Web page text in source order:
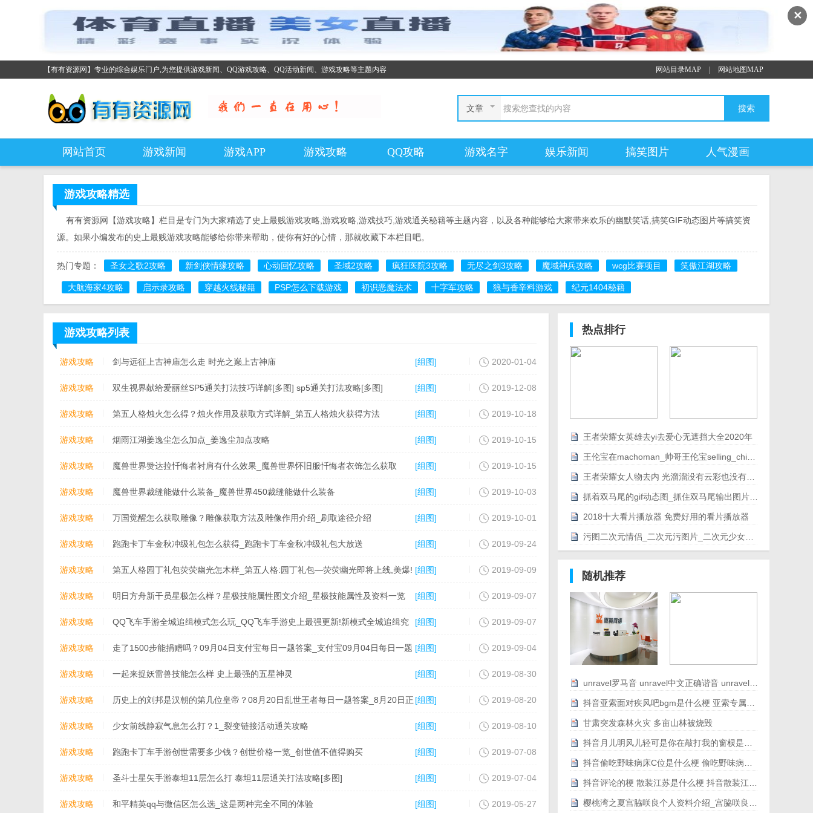
✕
【有有资源网】专业的综合娱乐门户,为您提供游戏新闻、QQ游戏攻略、QQ活动新闻、游戏攻略等主题内容 网站目录MAP 网站地图MAP
文章
网站首页 游戏新闻 游戏APP 游戏攻略 QQ攻略 游戏名字 娱乐新闻 搞笑图片 人气漫画
游戏攻略精选
有有资源网【游戏攻略】栏目是专门为大家精选了史上最贱游戏攻略,游戏攻略,游戏技巧,游戏通关秘籍等主题内容，以及各种能够给大家带来欢乐的幽默笑话,搞笑GIF动态图片等搞笑资
源。如果小编发布的史上最贱游戏攻略能够给你带来帮助，使你有好的心情，那就收藏下本栏目吧。
热门专题： 圣女之歌2攻略 新剑侠情缘攻略 心动回忆攻略 圣域2攻略 疯狂医院3攻略 无尽之剑3攻略 魔域神兵攻略 wcg比赛项目 笑傲江湖攻略
大航海家4攻略 启示录攻略 穿越火线秘籍 PSP怎么下载游戏 初识恶魔法术 十字军攻略 狼与香辛料游戏 纪元1404秘籍
游戏攻略列表
游戏攻略 [组图]
剑与远征上古神庙怎么走 时光之巅上古神庙 2020-01-04
游戏攻略 [组图]
双生视界献给爱丽丝SP5通关打法技巧详解[多图] sp5通关打法攻略[多图] 2019-12-08
游戏攻略 [组图]
第五人格烛火怎么得？烛火作用及获取方式详解_第五人格烛火获得方法 2019-10-18
游戏攻略 [组图]
烟雨江湖姜逸尘怎么加点_姜逸尘加点攻略 2019-10-15
游戏攻略 [组图]
魔兽世界赞达拉忏悔者衬肩有什么效果_魔兽世界怀旧服忏悔者衣饰怎么获取 2019-10-15
游戏攻略 [组图]
魔兽世界裁缝能做什么装备_魔兽世界450裁缝能做什么装备 2019-10-03
游戏攻略 [组图]
万国觉醒怎么获取雕像？雕像获取方法及雕像作用介绍_刷取途径介绍 2019-10-01
游戏攻略 [组图]
跑跑卡丁车金秋冲级礼包怎么获得_跑跑卡丁车金秋冲级礼包大放送 2019-09-24
游戏攻略 [组图]
第五人格园丁礼包荧荧幽光怎木样_第五人格:园丁礼包―荧荧幽光即将上线,美爆! 2019-09-09
游戏攻略 [组图]
明日方舟新干员星极怎么样？星极技能属性图文介绍_星极技能属性及资料一览
[视频][多图]
2019-09-07
游戏攻略 [组图]
QQ飞车手游全城追缉模式怎么玩_QQ飞车手游史上最强更新!新模式全城追缉究
竟怎么玩儿
2019-09-07
游戏攻略 [组图]
走了1500步能捐赠吗？09月04日支付宝每日一题答案_支付宝09月04日每日一题
答案
2019-09-04
游戏攻略 [组图]
一起来捉妖雷兽技能怎么样 史上最强的五星神灵 2019-08-30
游戏攻略 [组图]
历史上的刘邦是汉朝的第几位皇帝？08月20日乱世王者每日一题答案_8月20日正
确答案
2019-08-20
游戏攻略 [组图]
少女前线静寂气息怎么打？1_裂变链接活动通关攻略 2019-08-10
游戏攻略 [组图]
跑跑卡丁车手游创世需要多少钱？创世价格一览_创世值不值得购买 2019-07-08
游戏攻略 [组图]
圣斗士星矢手游泰坦11层怎么打 泰坦11层通关打法攻略[多图] 2019-07-04
游戏攻略 [组图]
和平精英qq与微信区怎么选_这是两种完全不同的体验 2019-05-27
热点排行
王者荣耀女英雄去yi去爱心无遮挡大全2020年
2018十大看片播放器 免费好用的看片播放器
随机推荐
甘肃突发森林火灾 多亩山林被烧毁